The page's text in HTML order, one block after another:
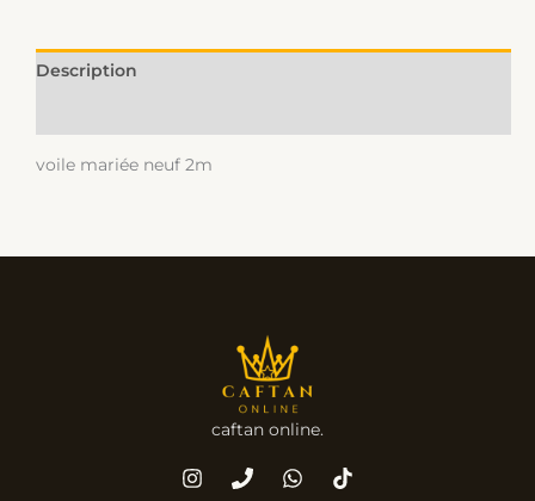
Description
voile mariée neuf 2m
caftan online.